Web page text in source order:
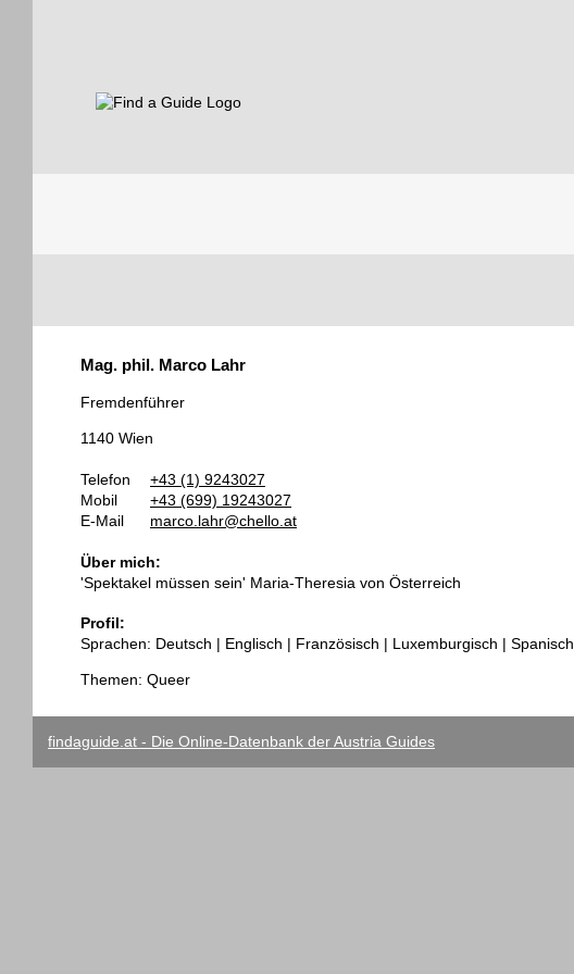
Guides
Mag. phil. Marco Lahr
Fremdenführer
1140 Wien
Telefon
+43 (1) 9243027
Mobil
+43 (699) 19243027
E-Mail
marco.lahr@chello.at
Über mich:
'Spektakel müssen sein' Maria-Theresia von Österreich
Profil:
Sprachen: Deutsch | Englisch | Französisch | Luxemburgisch | Spanisch
Themen: Queer
findaguide.at - Die Online-Datenbank der Austria Guides